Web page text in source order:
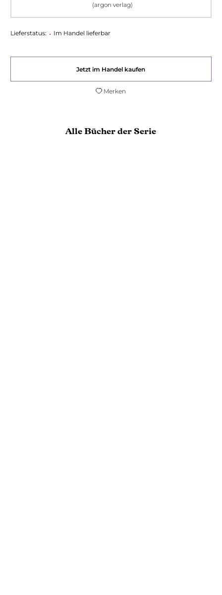
(argon verlag)
Lieferstatus: • Im Handel lieferbar
Jetzt im Handel kaufen
Merken
Alle Bücher der Serie